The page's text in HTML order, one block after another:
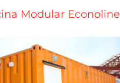
Modular Econoline